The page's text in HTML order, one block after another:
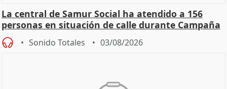
La central de Samur Social ha atendido a 156
personas en situación de calle durante Campaña
de Calor
Sonido Totales 03/08/2026